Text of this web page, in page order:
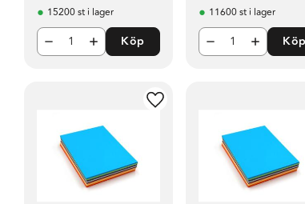
15200 st i lager
Köp
11600 st i lager
Köp
Lägg till i favoriter